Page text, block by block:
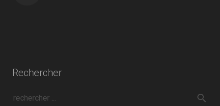
Rechercher